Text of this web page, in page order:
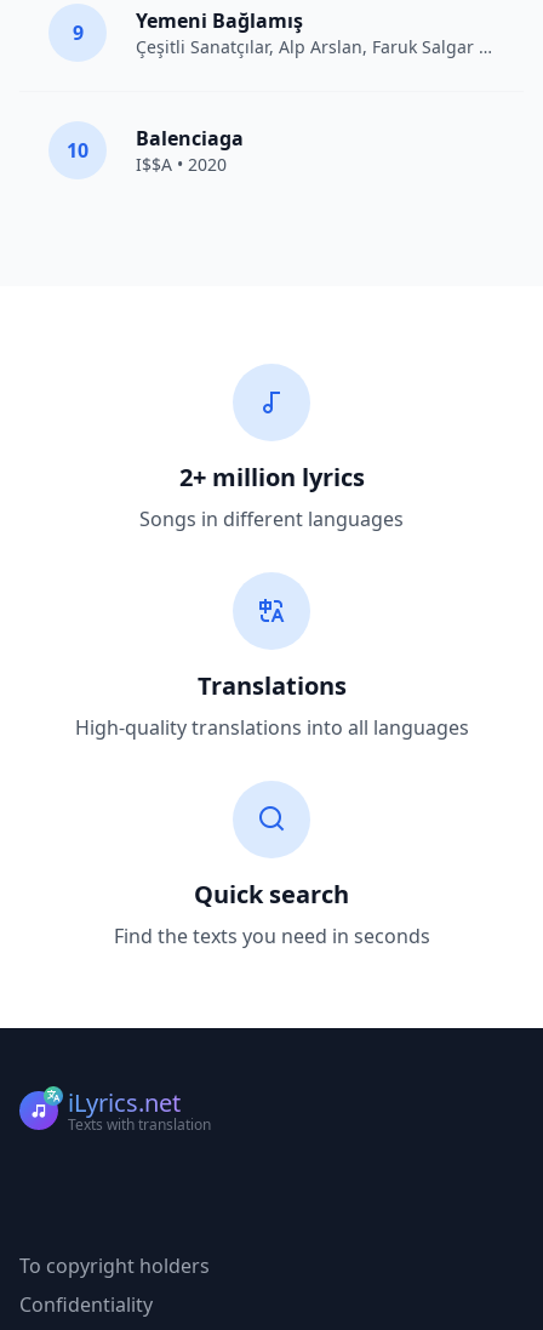
9 Yemeni Bağlamış
Çeşitli Sanatçılar, Alp Arslan, Faruk Salgar • 2012
10 Balenciaga
I$$A • 2020
2+ million lyrics
Songs in different languages
Translations
High-quality translations into all languages
Quick search
Find the texts you need in seconds
iLyrics.net
Texts with translation
To copyright holders
Confidentiality